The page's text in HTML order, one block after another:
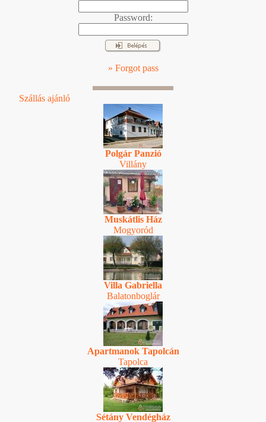
Password:
» Forgot pass
Szállás ajánló
Polgár Panzió
Villány
Muskátlis Ház
Mogyoród
Villa Gabriella
Balatonboglár
Apartmanok Tapolcán
Tapolca
Sétány Vendégház